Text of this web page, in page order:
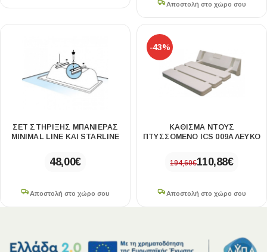
Αποστολή στο χώρο σου
ΣΕΤ ΣΤΗΡΙΞΗΣ ΜΠΑΝΙΕΡΑΣ
MINIMAL LINE KAI STARLINE
48,00€
Αποστολή στο χώρο σου
-43%
ΚΆΘΙΣΜΑ ΝΤΟΥΣ
ΠΤΥΣΣΌΜΕΝΟ ICS 009A ΛΕΥΚΟ
194,60€110,88€
Αποστολή στο χώρο σου